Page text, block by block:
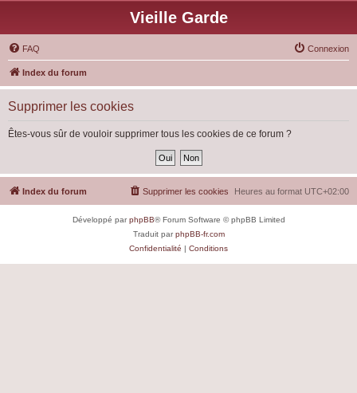
Vieille Garde
FAQ Connexion
Index du forum
Supprimer les cookies
Êtes-vous sûr de vouloir supprimer tous les cookies de ce forum ?
Index du forum Heures au format UTC+02:00
Supprimer les cookies
Développé parphpBB® Forum Software © phpBB Limited
Traduit parphpBB-fr.com
Confidentialité | Conditions